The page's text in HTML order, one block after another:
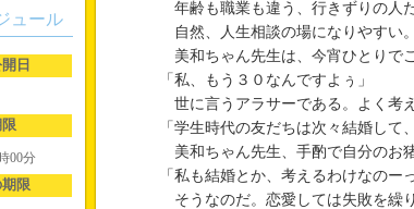
年齢も職業も違う、行きずりの人
自然、人生相談の場になりやすい。
美和ちゃん先生は、今宵ひとりで
「私、もう３０なんですよぅ」
世に言うアラサーである。よく考
「学生時代の友だちは次々結婚して
美和ちゃん先生、手酌で自分のお
「私も結婚とか、考えるわけなのーっ
そうなのだ。恋愛しては失敗を繰
ュール
日
00分
限